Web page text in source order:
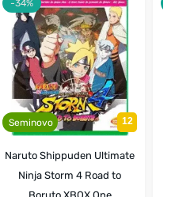
Seminovo 12
Naruto Shippuden Ultimate
Ninja Storm 4 Road to
-34%